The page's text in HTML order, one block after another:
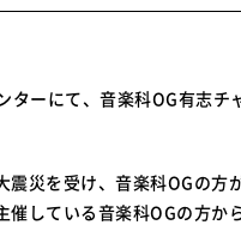
ーにて、音楽科OG有志チ
災を受け、音楽科OGの方
催している音楽科OGの方